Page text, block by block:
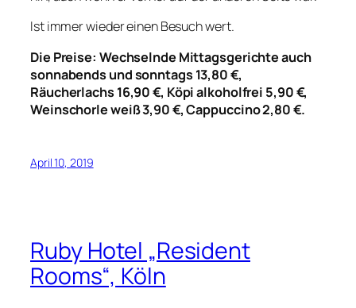
Ist immer wieder einen Besuch wert.
Die Preise: Wechselnde Mittagsgerichte auch
sonnabends und sonntags 13,80 €,
Räucherlachs 16,90 €, Köpi alkoholfrei 5,90 €,
Weinschorle weiß 3,90 €, Cappuccino 2,80 €.
April 10, 2019
Ruby Hotel „Resident
Rooms“, Köln